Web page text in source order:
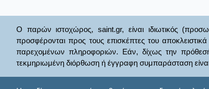
Ο παρών ιστοχώρος, saint.gr, είναι ιδιωτικός
προσφέρονται προς τους επισκέπτες του
παρεχομένων πληροφοριών. Εάν, δίχως την
τεκμηριωμένη διόρθωση ή έγγραφη συμπαράσταση